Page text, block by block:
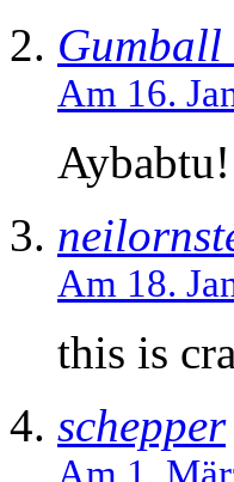
Gumball
Am 16.
Am 18.
this is
schepper